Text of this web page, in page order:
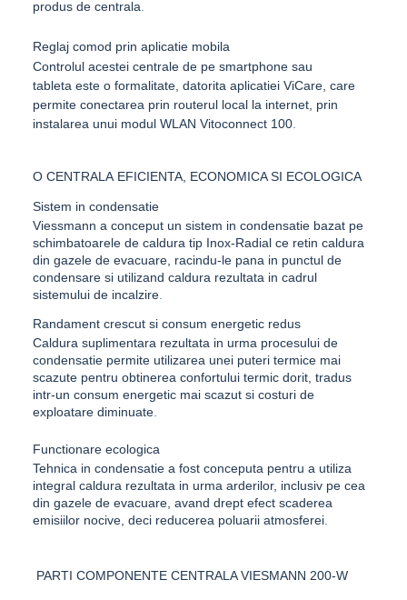
produs de centrala
Reglaj comod prin aplicatie mobila
Controlul acestei centrale de pe smartphone sau
tableta este o formalitate, datorita aplicatiei ViCare , care
permite conectarea prin routerul local la internet, prin
instalarea unui modul WLAN Vitoconnect 100
O CENTRALA EFICIENTA, ECONOMICA SI ECOLOGICA
Sistem in condensatie
Viessmann a conceput un sistem in condensatie bazat pe
schimbatoarele de caldura tip Inox-Radial ce retin caldura
din gazele de evacuare, racindu-le pana in punctul de
condensare si utilizand caldura rezultata in cadrul
sistemului de incalzire
Randament crescut si consum energetic redus
Caldura suplimentara rezultata in urma procesului de
condensatie permite utilizarea unei puteri termice mai
scazute pentru obtinerea confortului termic dorit, tradus
intr-un consum energetic mai scazut si costuri de
exploatare diminuate
Functionare ecologica
Tehnica in condensatie a fost conceputa pentru a utiliza
integral caldura rezultata in urma arderilor, inclusiv pe cea
din gazele de evacuare, avand drept efect scaderea
emisiilor nocive, deci reducerea poluarii atmosferei
PARTI COMPONENTE CENTRALA VIESMANN 200-W